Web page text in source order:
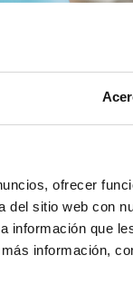
ofrecer
del sitio web con
información que
información,